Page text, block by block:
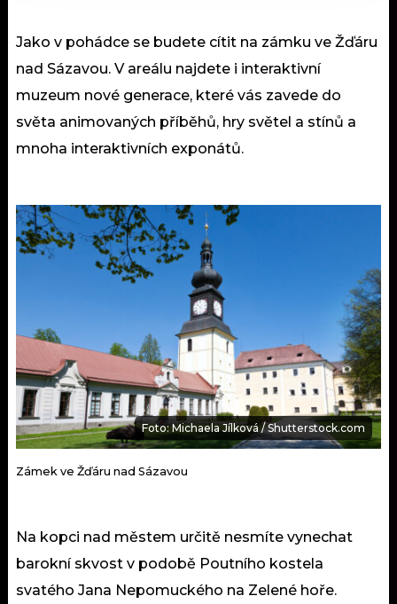
Jako v pohádce se budete cítit na zámku ve Žďáru
nad Sázavou. V areálu najdete i interaktivní
muzeum nové generace, které vás zavede do
světa animovaných příběhů, hry světel a stínů a
mnoha interaktivních exponátů.
Foto: Michaela Jílková / Shutterstock.com
Zámek ve Žďáru nad Sázavou
Na kopci nad městem určitě nesmíte vynechat
barokní skvost v podobě Poutního kostela
svatého Jana Nepomuckého na Zelené hoře.